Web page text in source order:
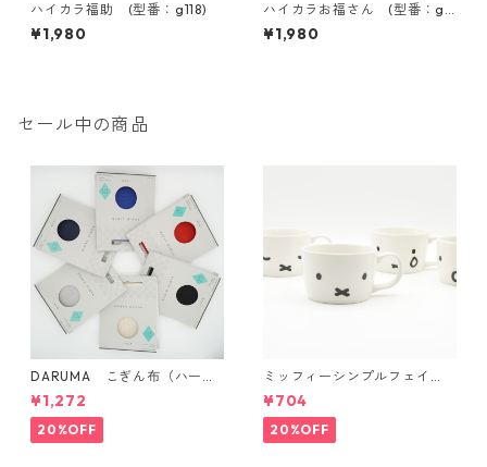
ハイカラ福助 (型番：g118)
¥1,980
ハイカラお福さん (型番：g11
9)
¥1,980
セール中の商品
DARUMA こぎん布（ハード
タイプ）
¥1,272
20%OFF
ミッフィーシンプルフェイ
ス マグ
¥704
20%OFF